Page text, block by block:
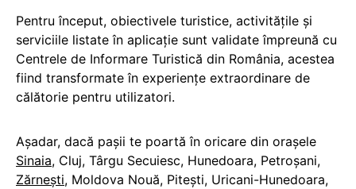
Pentru început, obiectivele turistice, activitățile și
serviciile listate în aplicație sunt validate împreună cu
Centrele de Informare Turistică din România, acestea
fiind transformate în experiențe extraordinare de
călătorie pentru utilizatori.
Așadar, dacă pașii te poartă în oricare din orașele
Sinaia, Cluj, Târgu Secuiesc, Hunedoara, Petroșani,
Zărnești, Moldova Nouă, Pitești, Uricani-Hunedoara,